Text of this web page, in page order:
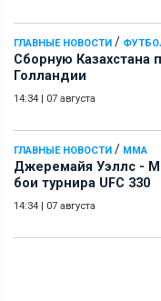
ГЛАВНЫЕ НОВОСТИ /
Сборную Казахстана
Голландии
14:34 | 07 августа
ГЛАВНЫЕ НОВОСТИ / ММА
Джеремайя Уэллс -
бои турнира UFC 330
14:34 | 07 августа